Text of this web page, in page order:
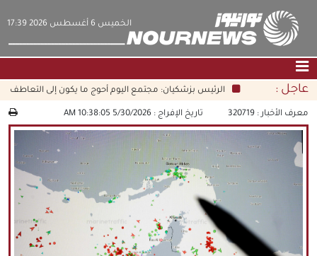
‫‫الخميس‬‬ 6 أغسطس 2026 17:39
الصفحة الرئيسية |التواصل معنا |من نحن
عناوين الأخبار
الثقافة والمجتمع
اقتصاد
سياسة
الوسائط المتعددة
|فارسي|
English
|العربيه|
عاجل : الرئيس بزشكيان: مجتمع اليوم أحوج ما يكون إلى التعاطف
معرف الأخبار : 320719 تاريخ الإفراج :5/30/2026 10:38:05 AM